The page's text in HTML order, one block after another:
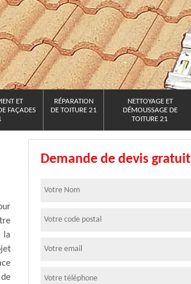
ET
FAÇADES
RÉPARATION
DE TOITURE 21
NETTOYAGE ET
DÉMOUSSAGE DE
TOITURE 21
la
Demande de devis gratuit